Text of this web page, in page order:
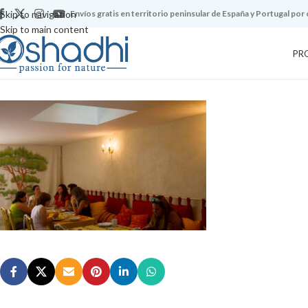
Skip to navigation
Skip to main content
Envíos gratis en territorio peninsular de España y Portugal por